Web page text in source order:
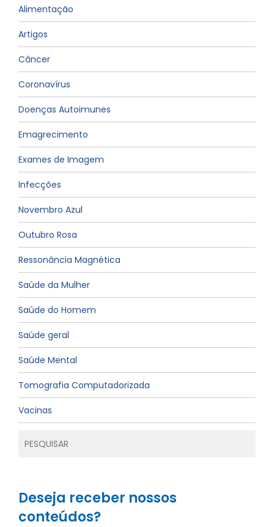
Alimentação
Artigos
Câncer
Coronavírus
Doenças Autoimunes
Emagrecimento
Exames de Imagem
Infecções
Novembro Azul
Outubro Rosa
Ressonância Magnética
Saúde da Mulher
Saúde do Homem
Saúde geral
Saúde Mental
Tomografia Computadorizada
Vacinas
Deseja receber nossos
conteúdos?